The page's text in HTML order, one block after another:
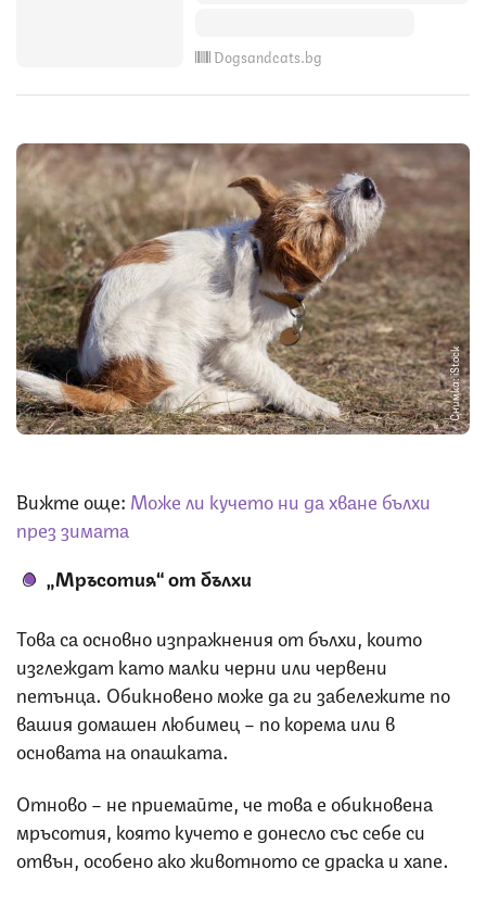
Dogsandcats.bg
Снимка: iStock
Вижте още: Може ли кучето ни да хване бълхи
през зимата
„Мръсотия“ от бълхи
Това са основно изпражнения от бълхи, които
изглеждат като малки черни или червени
петънца. Обикновено може да ги забележите по
вашия домашен любимец – по корема или в
основата на опашката.
Отново – не приемайте, че това е обикновена
мръсотия, която кучето е донесло със себе си
отвън, особено ако животното се драска и хапе.